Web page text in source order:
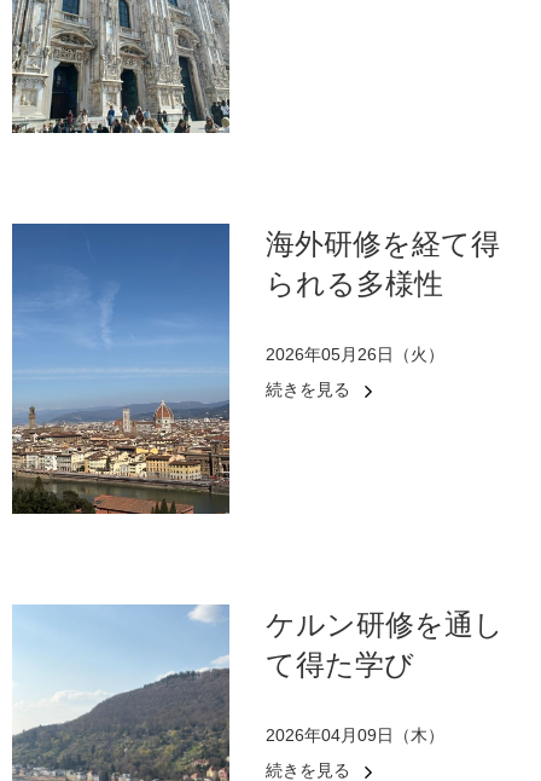
海外研修を経て得
られる多様性
2026年05月26日（火）
続きを見る
ケルン研修を通し
て得た学び
2026年04月09日（木）
続きを見る